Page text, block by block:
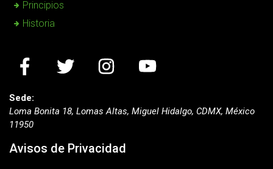
Principios
Historia
Sede:
Loma Bonita 18, Lomas Altas, Miguel Hidalgo, CDMX, México
11950
Avisos de Privacidad